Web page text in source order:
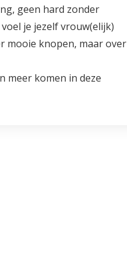
geen hard zonder
je jezelf vrouw(elijk)
mooie knopen, maar over
meer komen in deze